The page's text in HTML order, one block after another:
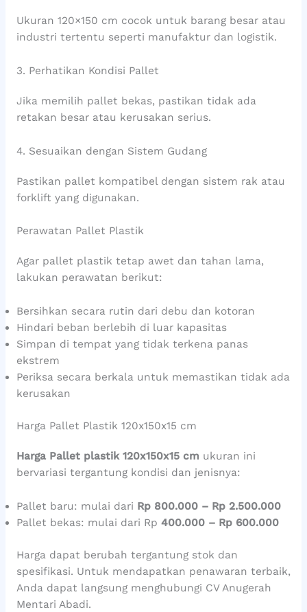
Ukuran 120×150 cm cocok untuk barang besar atau
industri tertentu seperti manufaktur dan logistik.
3. Perhatikan Kondisi Pallet
Jika memilih pallet bekas, pastikan tidak ada
retakan besar atau kerusakan serius.
4. Sesuaikan dengan Sistem Gudang
Pastikan pallet kompatibel dengan sistem rak atau
forklift yang digunakan.
Perawatan Pallet Plastik
Agar pallet plastik tetap awet dan tahan lama,
lakukan perawatan berikut:
Bersihkan secara rutin dari debu dan kotoran
Hindari beban berlebih di luar kapasitas
Simpan di tempat yang tidak terkena panas
ekstrem
Periksa secara berkala untuk memastikan tidak ada
kerusakan
Harga Pallet Plastik 120x150x15 cm
Harga Pallet plastik 120x150x15 cm ukuran ini
bervariasi tergantung kondisi dan jenisnya:
Pallet baru: mulai dari Rp 800.000 – Rp 2.500.000
Pallet bekas: mulai dari Rp 400.000 – Rp 600.000
Harga dapat berubah tergantung stok dan
spesifikasi. Untuk mendapatkan penawaran terbaik,
Anda dapat langsung menghubungi CV Anugerah
Mentari Abadi.